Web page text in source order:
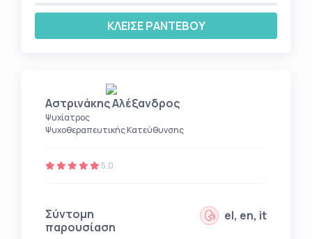
ΚΛΕΙΣΕ ΡΑΝΤΕΒΟΥ
Αστρινάκης Αλέξανδρος
Ψυχίατρος
Ψυχοθεραπευτικής Κατεύθυνσης
5.0
Σύντομη
παρουσίαση
el, en, it